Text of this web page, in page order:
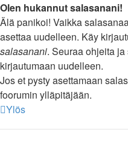
Olen hukannut salasanani!
Älä panikoi! Vaikka
asettaa uudelleen. Käy
salasanani. Seuraa ohjeita
kirjautumaan uudelleen.
Jos et pysty asettamaan
foorumin ylläpitäjään.
Ylös